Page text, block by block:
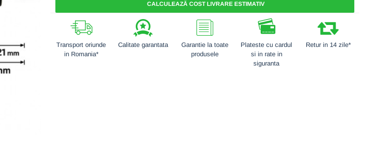
CALCULEAZĂ COST LIVRARE ESTIMATIV
Transport oriunde
in Romania*
Calitate garantata
Garantie la toate
produsele
Plateste cu cardul
si in rate in
siguranta
Retur in 14 zile*